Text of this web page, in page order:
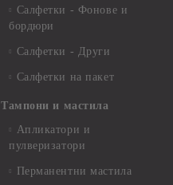
Салфетки - Фонове и
бордюри
Салфетки - Други
Салфетки на пакет
Тампони и мастила
Апликатори и
пулверизатори
Перманентни мастила